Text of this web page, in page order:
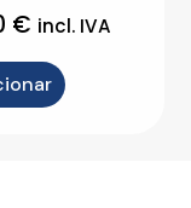
€ incl. IVA